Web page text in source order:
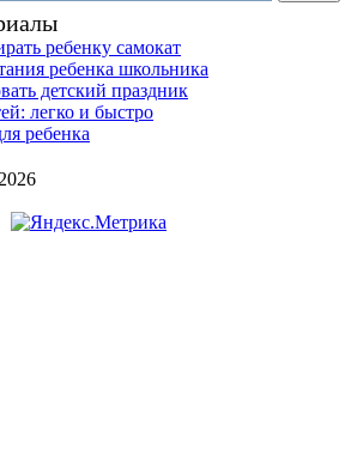
ребенку самокат
ребенка школьника
детский праздник
легко и быстро
ребенка